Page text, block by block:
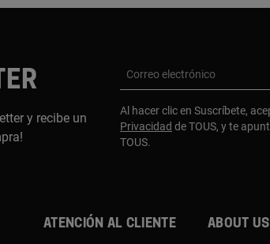
y recibe un
Correo electrónico
Al hacer clic en Suscríbete,
Privacidad de TOUS, y te
TOUS.
Atención al cliente About us